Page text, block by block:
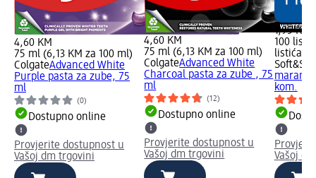
4,60 KM
75 ml (6,13 KM za 100 ml)
ColgateAdvanced White
Purple pasta za zube, 75
ml
(0)
Dostupno online
Provjerite dostupnost u
Vašoj dm trgovini
4,60 KM
75 ml (6,13 KM za 100 ml)
ColgateAdvanced White
Charcoal pasta za zube , 75
ml
(12)
Dostupno online
Provjerite dostupnost u
Vašoj dm trgovini
1,95 KM
100
listića)
kom.
Vašoj